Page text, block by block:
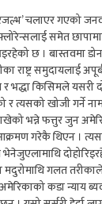
चलाएर गएको
समेत
छ । बास्तवमा
राष्ट्र समुदायलाई
भद्धा किसिमले यसरी
त्यसको खोजी गर्ने
भन्ने फत्तुर जुन
गरेकै थिएन ।
मदुरोमाथि गलत
कडा न्याय